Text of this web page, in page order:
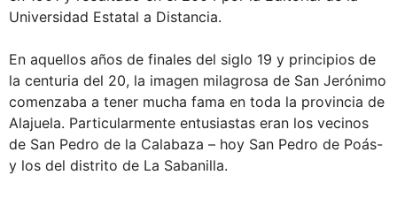
Universidad Estatal a Distancia.
En aquellos años de finales del siglo 19 y principios de
la centuria del 20, la imagen milagrosa de San Jerónimo
comenzaba a tener mucha fama en toda la provincia de
Alajuela. Particularmente entusiastas eran los vecinos
de San Pedro de la Calabaza – hoy San Pedro de Poás-
y los del distrito de La Sabanilla.